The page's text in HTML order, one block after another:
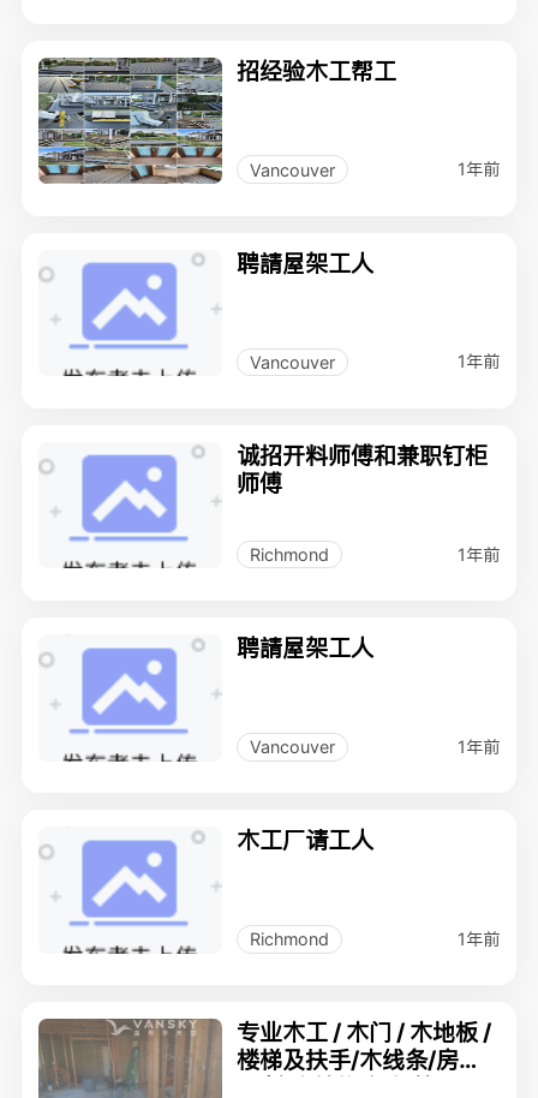
招经验木工帮工
Vancouver 1年前
聘請屋架工人
Vancouver 1年前
诚招开料师傅和兼职钉柜
师傅
Richmond 1年前
聘請屋架工人
Vancouver 1年前
木工厂请工人
Richmond 1年前
专业木工 / 木门 / 木地板 /
楼梯及扶手/木线条/房间